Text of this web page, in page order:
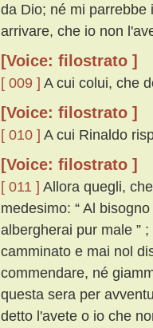
da Dio; né mi
arrivare, che io non
[Voice: filostrato ]
[ 009 ] A cui colui, che
[Voice: filostrato ]
[ 010 ] A cui Rinaldo
[Voice: filostrato ]
[ 011 ] Allora quegli,
medesimo: “ Al
albergherai pur male ” ;
camminato e mai nol
commendare, né
questa sera per
detto l'avete o io che